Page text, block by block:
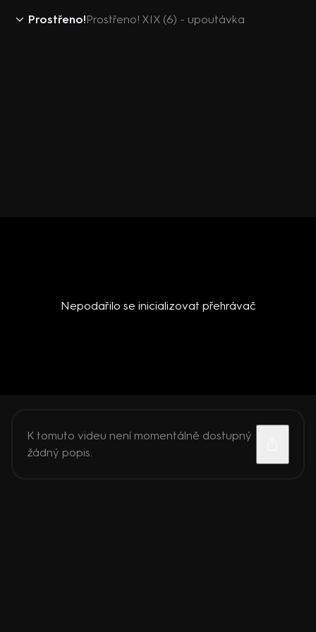
Prostřeno!Prostřeno! XIX (6) - upoutávka
Nepodařilo se inicializovat přehrávač
K tomuto videu není momentálně dostupný
žádný popis.